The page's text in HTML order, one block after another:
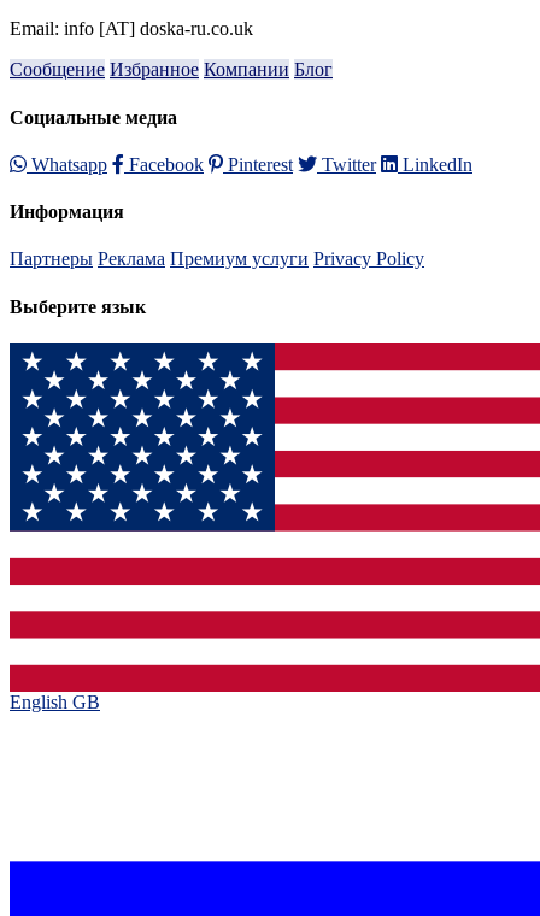
Email: info [AT] doska-ru.co.uk
Сообщение Избранное Компании Блог
Социальные медиа
Whatsapp Facebook Pinterest Twitter LinkedIn
Информация
Партнеры Реклама Премиум услуги Privacy Policy
Выберите язык
English GB‎